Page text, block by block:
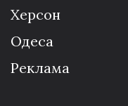
Херсон
Одеса
Реклама